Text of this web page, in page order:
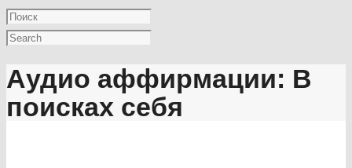
Аудио аффирмации: В
поисках себя